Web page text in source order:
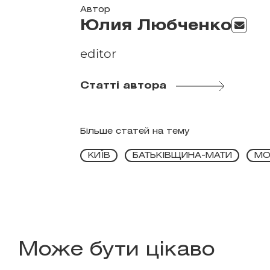
Автор
Юлия Любченко
editor
Статті автора
Більше статей на тему
КИЇВ БАТЬКІВЩИНА-МАТИ
Може бути цікаво